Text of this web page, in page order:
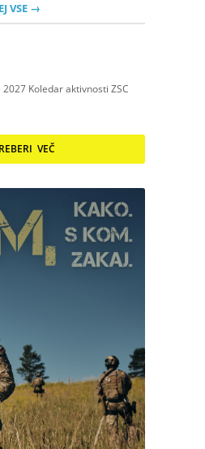
VSE →
2027 Koledar aktivnosti ZSC
VEČ